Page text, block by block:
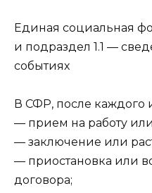
Единая социальная
и подраздел 1.1 —
событиях
В СФР, после каждого
— прием на работу
— заключение или
— приостановка или
договора;